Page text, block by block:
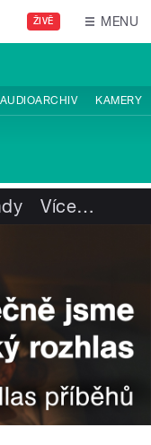
ŽIVĚ MENU
AUDIOARCHIV KAMERY
Více…